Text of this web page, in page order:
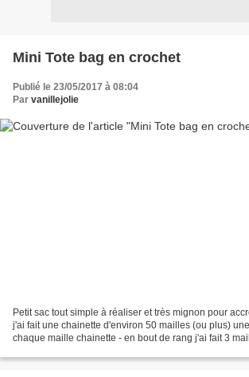
Mini Tote bag en crochet
Publié le 23/05/2017 à 08:04
Par vanillejolie
Petit sac tout simple à réaliser et très mignon pour
j'ai fait une chainette d'environ 50 mailles (ou plus)
chaque maille chainette - en bout de rang j'ai fait 3